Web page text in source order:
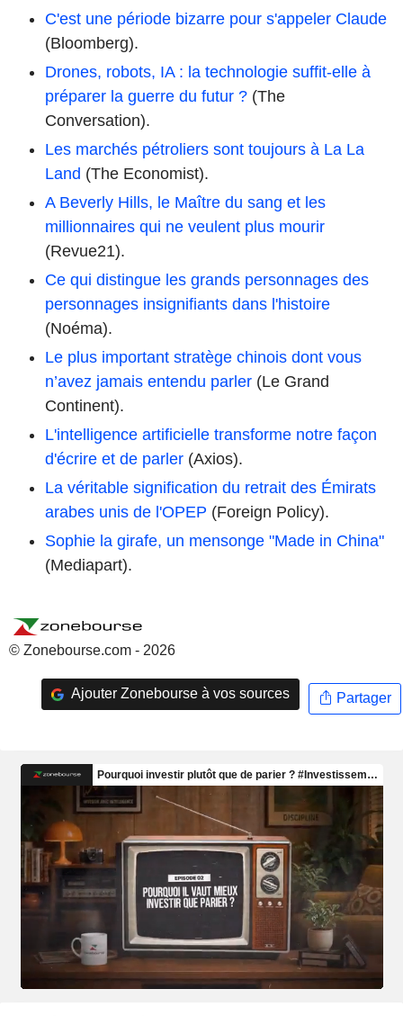
C'est une période bizarre pour s'appeler Claude
(Bloomberg).
Drones, robots, IA : la technologie suffit-elle à
préparer la guerre du futur ? (The
Conversation).
Les marchés pétroliers sont toujours à La La
Land (The Economist).
A Beverly Hills, le Maître du sang et les
millionnaires qui ne veulent plus mourir
(Revue21).
Ce qui distingue les grands personnages des
personnages insignifiants dans l'histoire
(Noéma).
Le plus important stratège chinois dont vous
n’avez jamais entendu parler (Le Grand
Continent).
L'intelligence artificielle transforme notre façon
d'écrire et de parler (Axios).
La véritable signification du retrait des Émirats
arabes unis de l'OPEP (Foreign Policy).
Sophie la girafe, un mensonge "Made in China"
(Mediapart).
© Zonebourse.com - 2026
Ajouter Zonebourse à vos sources Partager